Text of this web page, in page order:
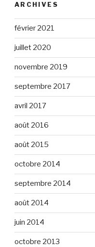
ARCHIVES
février 2021
juillet 2020
novembre 2019
septembre 2017
avril 2017
août 2016
août 2015
octobre 2014
septembre 2014
août 2014
juin 2014
octobre 2013